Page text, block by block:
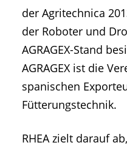
der Agritechnica
der Roboter und
AGRAGEX-Stand
AGRAGEX ist die
spanischen
Fütterungstechnik.
RHEA zielt darauf